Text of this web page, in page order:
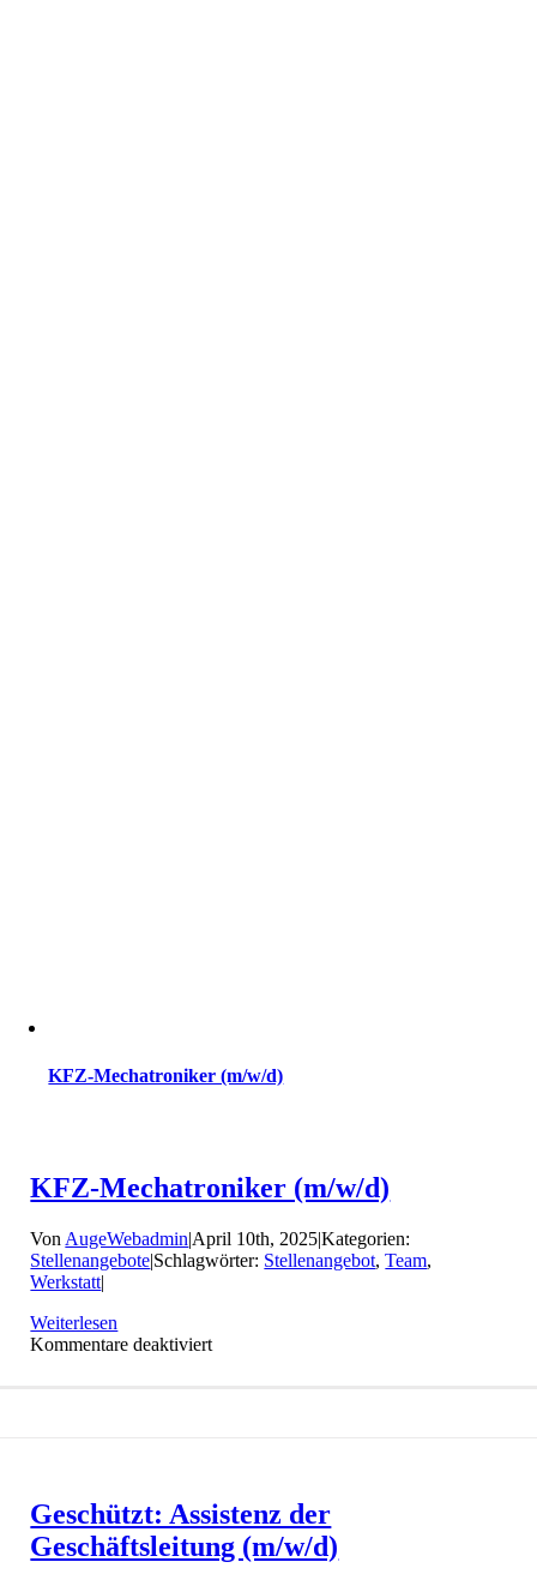
KFZ-Mechatroniker (m/w/d)
KFZ-Mechatroniker (m/w/d)
Von AugeWebadmin|April 10th, 2025|Kategorien:
Stellenangebote|Schlagwörter: Stellenangebot,Team,
Werkstatt|
Weiterlesen
Kommentare deaktiviertfür
Geschützt: Assistenz der
Geschäftsleitung (m/w/d)